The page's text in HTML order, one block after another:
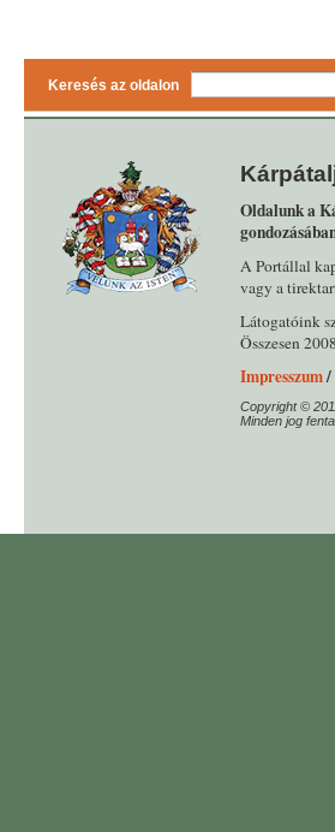
Keresés az oldalon
Oldalunk a
A Portállal
vagy a
Látogatóink
Összesen
Impresszum/
Copyright ©
Minden jog